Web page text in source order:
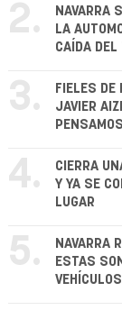
2.
NAVARRA
LA
CAÍDA
3.
FIELES DE
JAVIER
4.
CIERRA
Y YA SE
LUGAR
5.
NAVARRA
ESTAS
VEHÍCULOS